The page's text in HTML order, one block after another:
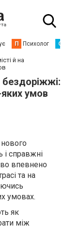
П Психолог С
й на
бездоріжжі:
умов
і справжні
впевнено
та на
умовах.
як
між